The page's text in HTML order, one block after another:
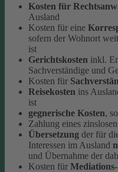
Kosten für
Ausland
Kosten für eine
sofern der Wohnort
ist
Gerichtskosten inkl.
Sachverständige und
Kosten für
Reisekosten ins
ist
gegnerische Kosten,
Zahlung eines
Übersetzung der für
Interessen im Ausland
und Übernahme der
Kosten für